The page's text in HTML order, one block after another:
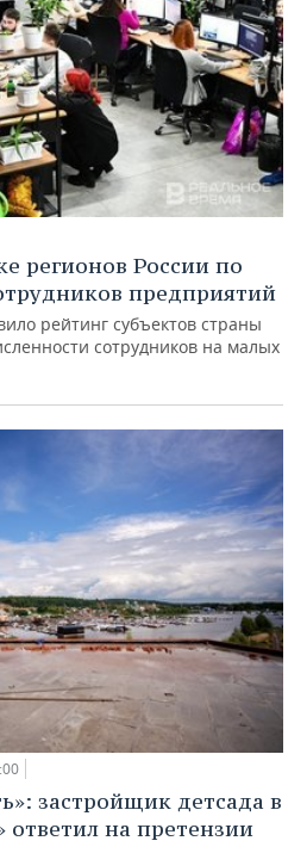
регионов России по
предприятий
рейтинг субъектов страны
сотрудников на малых
застройщик детсада в
ответил на претензии